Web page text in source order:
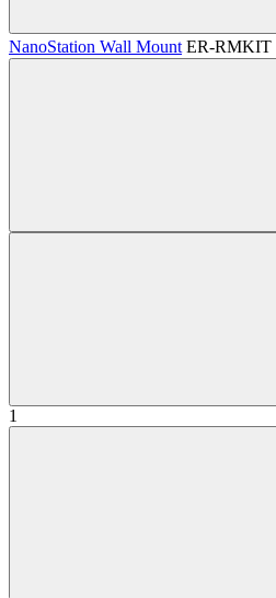
NanoStation Wall Mount ER-RMKIT
1